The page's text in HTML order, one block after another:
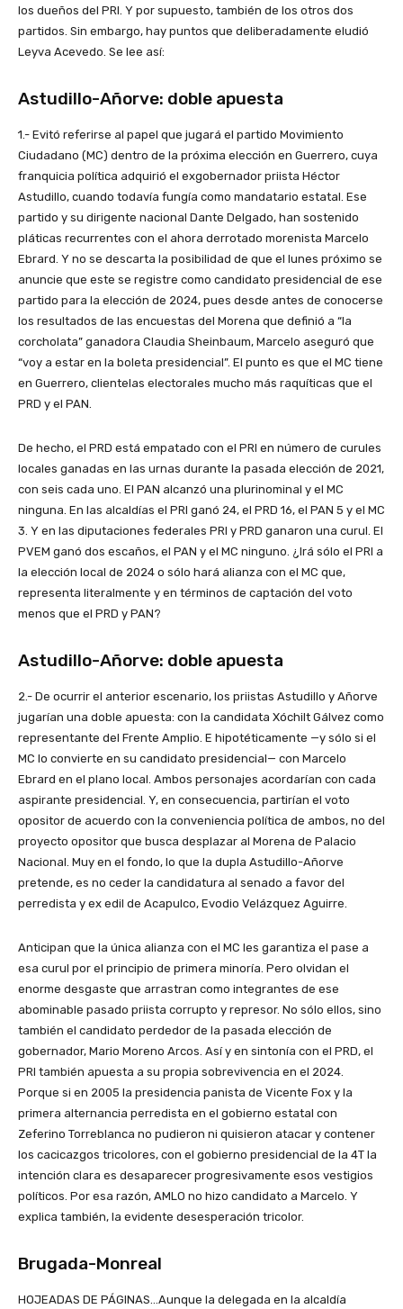
los dueños del PRI. Y por supuesto, también de los otros dos
partidos. Sin embargo, hay puntos que deliberadamente eludió
Leyva Acevedo. Se lee así:
Astudillo-Añorve: doble apuesta
1.- Evitó referirse al papel que jugará el partido Movimiento
Ciudadano (MC) dentro de la próxima elección en Guerrero, cuya
franquicia política adquirió el exgobernador priista Héctor
Astudillo, cuando todavía fungía como mandatario estatal. Ese
partido y su dirigente nacional Dante Delgado, han sostenido
pláticas recurrentes con el ahora derrotado morenista Marcelo
Ebrard. Y no se descarta la posibilidad de que el lunes próximo se
anuncie que este se registre como candidato presidencial de ese
partido para la elección de 2024, pues desde antes de conocerse
los resultados de las encuestas del Morena que definió a “la
corcholata” ganadora Claudia Sheinbaum, Marcelo aseguró que
“voy a estar en la boleta presidencial”. El punto es que el MC tiene
en Guerrero, clientelas electorales mucho más raquíticas que el
PRD y el PAN.
De hecho, el PRD está empatado con el PRI en número de curules
locales ganadas en las urnas durante la pasada elección de 2021,
con seis cada uno. El PAN alcanzó una plurinominal y el MC
ninguna. En las alcaldías el PRI ganó 24, el PRD 16, el PAN 5 y el MC
3. Y en las diputaciones federales PRI y PRD ganaron una curul. El
PVEM ganó dos escaños, el PAN y el MC ninguno. ¿Irá sólo el PRI a
la elección local de 2024 o sólo hará alianza con el MC que,
representa literalmente y en términos de captación del voto
menos que el PRD y PAN?
Astudillo-Añorve: doble apuesta
2.- De ocurrir el anterior escenario, los priistas Astudillo y Añorve
jugarían una doble apuesta: con la candidata Xóchilt Gálvez como
representante del Frente Amplio. E hipotéticamente —y sólo si el
MC lo convierte en su candidato presidencial— con Marcelo
Ebrard en el plano local. Ambos personajes acordarían con cada
aspirante presidencial. Y, en consecuencia, partirían el voto
opositor de acuerdo con la conveniencia política de ambos, no del
proyecto opositor que busca desplazar al Morena de Palacio
Nacional. Muy en el fondo, lo que la dupla Astudillo-Añorve
pretende, es no ceder la candidatura al senado a favor del
perredista y ex edil de Acapulco, Evodio Velázquez Aguirre.
Anticipan que la única alianza con el MC les garantiza el pase a
esa curul por el principio de primera minoría. Pero olvidan el
enorme desgaste que arrastran como integrantes de ese
abominable pasado priista corrupto y represor. No sólo ellos, sino
también el candidato perdedor de la pasada elección de
gobernador, Mario Moreno Arcos. Así y en sintonía con el PRD, el
PRI también apuesta a su propia sobrevivencia en el 2024.
Porque si en 2005 la presidencia panista de Vicente Fox y la
primera alternancia perredista en el gobierno estatal con
Zeferino Torreblanca no pudieron ni quisieron atacar y contener
los cacicazgos tricolores, con el gobierno presidencial de la 4T la
intención clara es desaparecer progresivamente esos vestigios
políticos. Por esa razón, AMLO no hizo candidato a Marcelo. Y
explica también, la evidente desesperación tricolor.
Brugada-Monreal
HOJEADAS DE PÁGINAS…Aunque la delegada en la alcaldía